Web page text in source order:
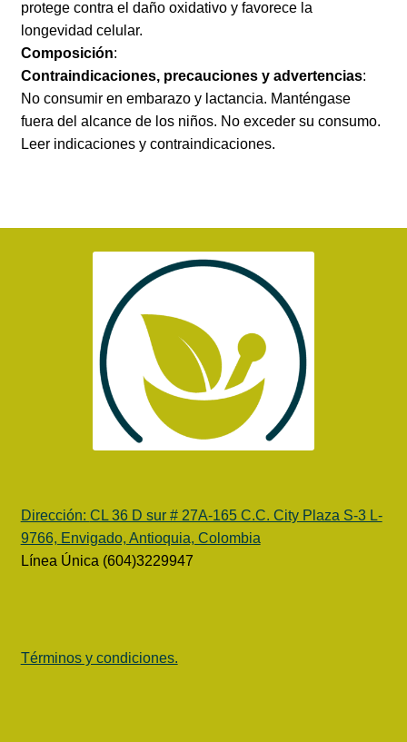
protege contra el daño oxidativo y favorece la
longevidad celular.
Composición:
Contraindicaciones, precauciones y advertencias:
No consumir en embarazo y lactancia. Manténgase
fuera del alcance de los niños. No exceder su consumo.
Leer indicaciones y contraindicaciones.
Dirección: CL 36 D sur # 27A-165 C.C. City Plaza S-3 L-
9766, Envigado, Antioquia, Colombia
Línea Única (604)3229947
Términos y condiciones.